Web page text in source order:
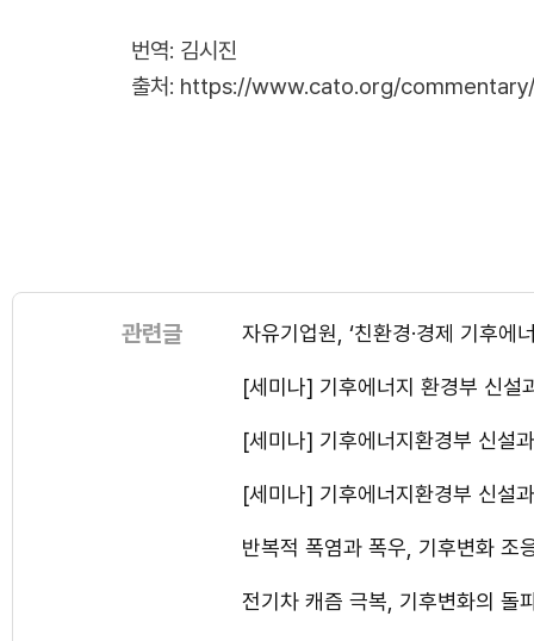
번역: 김시진
출처: https://www.cato.org/
관련글 자유기업원, ‘친환경·경제 기후에
[세미나] 기후에너지 환경부 신설
[세미나] 기후에너지환경부 신설
[세미나] 기후에너지환경부 신설
반복적 폭염과 폭우, 기후변화 조
전기차 캐즘 극복, 기후변화의 돌